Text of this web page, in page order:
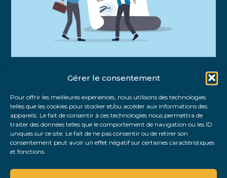
Gérer le consentement
Pour offrir les meilleures expériences, nous utilisons des technologies
telles que les cookies pour stocker et/ou accéder aux informations des
appareils. Le fait de consentir à ces technologies nous permettra de
traiter des données telles que le comportement de navigation ou les ID
uniques sur ce site. Le fait de ne pas consentir ou de retirer son
consentement peut avoir un effet négatif sur certaines caractéristiques
et fonctions.
FaceBook
TwitterLinkedIn